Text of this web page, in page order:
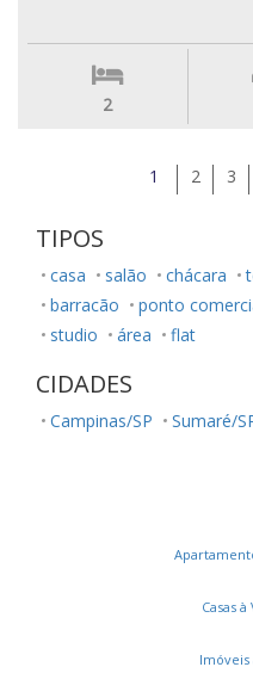
2
1 2 3
TIPOS
casa salão chácara
barracão
ponto
studio
área flat
CIDADES
Campinas/SP Sumaré/
Casas
Imóveis